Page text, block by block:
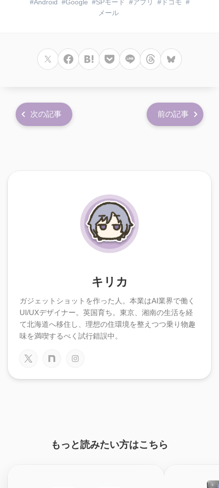
Android Google SPモード アプリ
ドコモ
メール
次の記事 前の記事
キリカ
ガジェットショットを作った人。本業はAI業界で働く
UI/UXデザイナー。英国育ち。東京、湘南の生活を経
て北海道へ移住し、理想の住環境を整えつつ乗り物趣
味を満喫するべく試行錯誤中。
もっと読みたい方はこちら